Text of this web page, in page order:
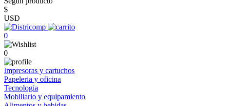
$
USD
0
0
Impresoras y cartuchos
Papeleria y oficina
Tecnología
Mobiliario y equipamiento